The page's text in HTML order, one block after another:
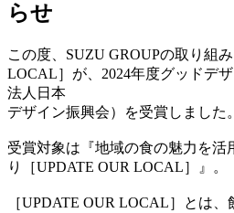
らせ
この度、SUZU GROUPの取り組
LOCAL］が、2024年度グッドデ
法人日本
デザイン振興会）を受賞しました。
受賞対象は『地域の食の魅力を活
り［UPDATE OUR LOCAL］』。
［UPDATE OUR LOCAL］とは